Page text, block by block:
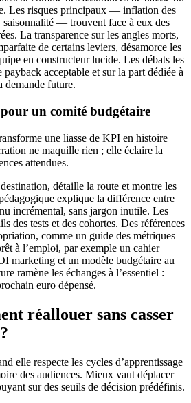
Les risques principaux — inflation des
saisonnalité — trouvent face à eux des
La transparence sur les angles morts,
de certains leviers, désamorce les
en constructeur lucide. Les débats les
acceptable et sur la part dédiée à
demande future.
un comité budgétaire
une liasse de KPI en histoire
ne maquille rien ; elle éclaire la
attendues.
détaille la route et montre les
explique la différence entre
incrémental, sans jargon inutile. Les
des tests et des cohortes. Des références
comme un guide des métriques
à l’emploi, par exemple un cahier
marketing et un modèle budgétaire au
ramène les échanges à l’essentiel :
euro dépensé.
réallouer sans casser
elle respecte les cycles d’apprentissage
des audiences. Mieux vaut déplacer
sur des seuils de décision prédéfinis.